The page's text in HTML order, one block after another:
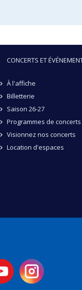
CONCERTS ET
À l'affiche
Billetterie
Saison 26-27
Programmes de concerts
Visionnez nos concerts
Location d'espaces